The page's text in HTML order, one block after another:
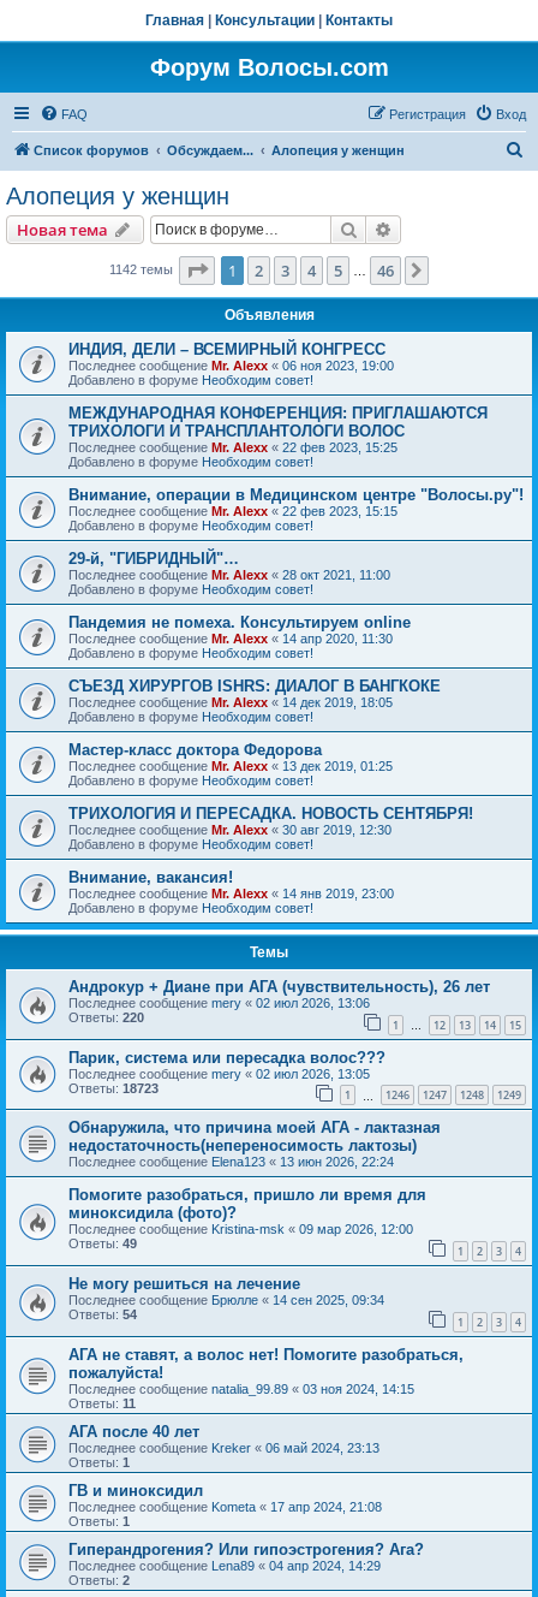
Главная Консультации Контакты
Форум Волосы.com
FAQ Вход
Регистрация
Список форумов Обсуждаем... Алопеция у женщин
Алопеция у женщин
Новая тема Поиск
1142 темы Страница из 46
1 2 3 4 5 46
Объявления
ИНДИЯ, ДЕЛИ – ВСЕМИРНЫЙ КОНГРЕСС
Последнее сообщение Mr. Alexx « 06 ноя 2023, 19:00
Добавлено в форуме Необходим совет!
МЕЖДУНАРОДНАЯ КОНФЕРЕНЦИЯ: ПРИГЛАШАЮТСЯ
ТРИХОЛОГИ И ТРАНСПЛАНТОЛОГИ ВОЛОС
Последнее сообщение Mr. Alexx « 22 фев 2023, 15:25
Добавлено в форуме Необходим совет!
Внимание, операции в Медицинском центре "Волосы.ру"!
Последнее сообщение Mr. Alexx « 22 фев 2023, 15:15
Добавлено в форуме Необходим совет!
29-й, "ГИБРИДНЫЙ"…
Последнее сообщение Mr. Alexx « 28 окт 2021, 11:00
Добавлено в форуме Необходим совет!
Пандемия не помеха. Консультируем online
Последнее сообщение Mr. Alexx « 14 апр 2020, 11:30
Добавлено в форуме Необходим совет!
СЪЕЗД ХИРУРГОВ ISHRS: ДИАЛОГ В БАНГКОКЕ
Последнее сообщение Mr. Alexx « 14 дек 2019, 18:05
Добавлено в форуме Необходим совет!
Мастер-класс доктора Федорова
Последнее сообщение Mr. Alexx « 13 дек 2019, 01:25
Добавлено в форуме Необходим совет!
ТРИХОЛОГИЯ И ПЕРЕСАДКА. НОВОСТЬ СЕНТЯБРЯ!
Последнее сообщение Mr. Alexx « 30 авг 2019, 12:30
Добавлено в форуме Необходим совет!
Внимание, вакансия!
Последнее сообщение Mr. Alexx « 14 янв 2019, 23:00
Добавлено в форуме Необходим совет!
Темы
Андрокур + Диане при АГА (чувствительность), 26 лет
Последнее сообщение mery « 02 июл 2026, 13:06
Ответы: 220 1 … 12 13 14 15
Парик, система или пересадка волос???
Последнее сообщение mery « 02 июл 2026, 13:05
Ответы: 18723 1 1246 1247 1248 1249
Обнаружила, что причина моей АГА - лактазная
недостаточность(непереносимость лактозы)
Последнее сообщение Elena123 « 13 июн 2026, 22:24
Помогите разобраться, пришло ли время для
миноксидила (фото)?
Последнее сообщение Kristina-msk « 09 мар 2026, 12:00
Ответы: 49 1 2 3 4
Не могу решиться на лечение
Последнее сообщение Брюлле « 14 сен 2025, 09:34
Ответы: 54 1 2 3 4
АГА не ставят, а волос нет! Помогите разобраться,
пожалуйста!
Последнее сообщение natalia_99.89 « 03 ноя 2024, 14:15
Ответы: 11
АГА после 40 лет
Последнее сообщение Kreker « 06 май 2024, 23:13
Ответы: 1
ГВ и миноксидил
Последнее сообщение Kometa « 17 апр 2024, 21:08
Ответы: 1
Гиперандрогения? Или гипоэстрогения? Ага?
Последнее сообщение Lena89 « 04 апр 2024, 14:29
Ответы: 2